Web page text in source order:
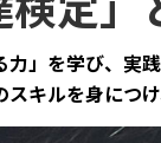
」を学び、実践
キルを身につ